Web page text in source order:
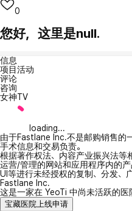
0
您好，这里是null.
信息
项目活动
评论
咨询
女神TV
loading...
由于Fastlane Inc.不是邮购销售的
手术信息和交易负责。
根据著作权法、内容产业振兴法
运营/管理的网站和应用程序内的
UI等进行未经授权的复制、分发、
Fastlane Inc.
这是一家在 YeoTi 中尚未活跃的医
宝藏医院上线申请